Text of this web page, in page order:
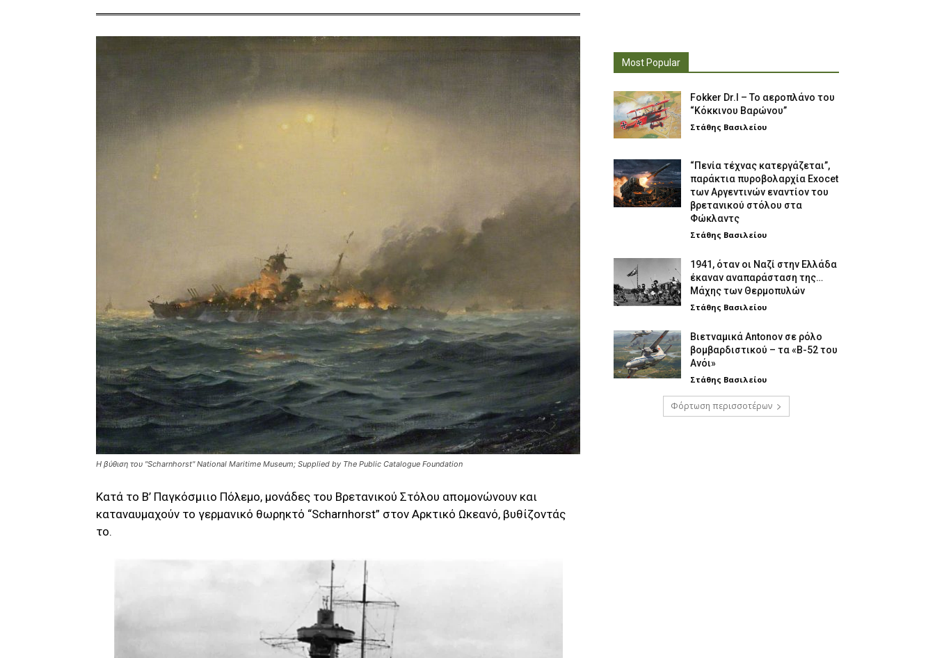
Η βύθιση του "Scharnhorst" National Maritime Museum; Supplied by The Public Catalogue Foundation
Κατά το Β’ Παγκόσμιιο Πόλεμο, μονάδες του Βρετανικού Στόλου απομονώνουν και
καταναυμαχούν το γερμανικό θωρηκτό “Scharnhorst” στον Αρκτικό Ωκεανό, βυθίζοντάς
το.
Most Popular
Fokker Dr.I – To αεροπλάνο του
“Κόκκινου Βαρώνου”
Στάθης Βασιλείου
“Πενία τέχνας κατεργάζεται”,
παράκτια πυροβολαρχία Exocet
των Αργεντινών εναντίον του
βρετανικού στόλου στα
Φώκλαντς
Στάθης Βασιλείου
1941, όταν οι Ναζί στην Ελλάδα
έκαναν αναπαράσταση της…
Μάχης των Θερμοπυλών
Στάθης Βασιλείου
Βιετναμικά Antonov σε ρόλο
βομβαρδιστικού – τα «Β-52 του
Ανόι»
Στάθης Βασιλείου
Φόρτωση περισσοτέρων